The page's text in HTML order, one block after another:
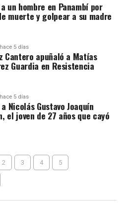
un hombre en Panambí por
muerte y golpear a su madre
hace 5 días
Cantero apuñaló a Matías
Guardia en Resistencia
hace 5 días
Nicolás Gustavo Joaquín
el joven de 27 años que cayó
2 3 4 5